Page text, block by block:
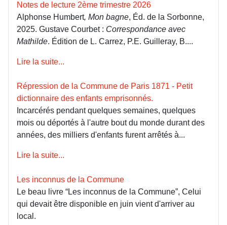
Notes de lecture 2ème trimestre 2026
Alphonse Humbert, Mon bagne, Éd. de la Sorbonne,
2025. Gustave Courbet : Correspondance avec
Mathilde. Édition de L. Carrez, P.E. Guilleray, B....
Lire la suite...
Répression de la Commune de Paris 1871 - Petit
dictionnaire des enfants emprisonnés.
Incarcérés pendant quelques semaines, quelques
mois ou déportés à l'autre bout du monde durant des
années, des milliers d'enfants furent arrêtés à...
Lire la suite...
Les inconnus de la Commune
Le beau livre “Les inconnus de la Commune”, Celui
qui devait être disponible en juin vient d'arriver au
local.